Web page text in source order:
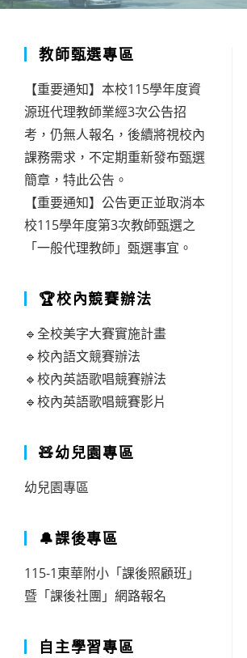
教師甄選專區
【重要通知】本校115學年度資
源班代理教師業經3次公告招
考，仍無人報名，後續將視校內
課務需求，不定期重新發布甄選
簡章，特此公告。
【重要通知】公告更正並取消本
校115學年度第3次教師甄選之
「一般代理教師」甄選事宜。
🏆校內競賽辦法
🔹全校美字大賽實施計畫
🔹校內語文競賽辦法
🔹校內英語歌唱競賽辦法
🔹校內英語歌唱競賽影片
🧸幼兒園專區
幼兒園專區
🔔課後專區
115-1東華附小「課後照顧班」
暨「課後社團」網路報名
自主學習專區